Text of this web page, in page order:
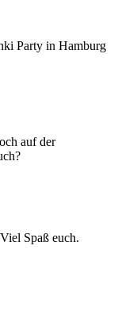
Party in Hamburg
auf der
Spaß euch.